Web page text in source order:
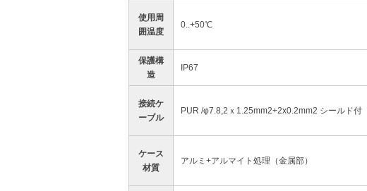
使用周
囲温度
0..+50℃
保護構
造
IP67
接続ケ
ーブル
PUR /φ7.8,2ｘ1.25mm2+2x0.2mm2 シールド付
ケース
材質
アルミ+アルマイト処理（金属部）